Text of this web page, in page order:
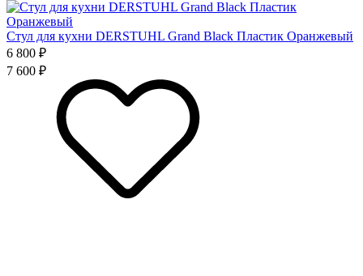
Стул для кухни DERSTUHL Grand Black Пластик Оранжевый
6 800 ₽
7 600 ₽